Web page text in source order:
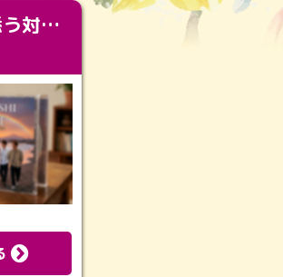
急な依頼にも寄り添う対応。メモリアルコーナーで振り返る大切な日々